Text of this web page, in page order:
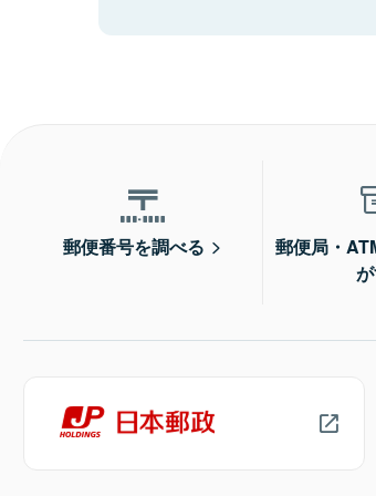
郵便番号を調べる
郵便局・